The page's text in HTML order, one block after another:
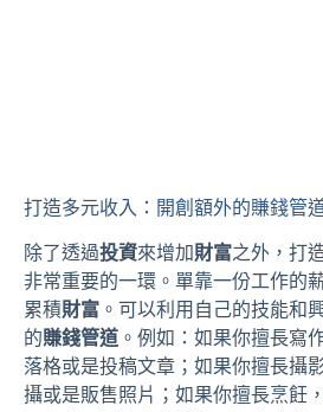
打造多元收入：開創額外的賺錢管
除了透過投資來增加財富之外，打
非常重要的一環。單靠一份工作的
累積財富 。可以利用自己的技能和
的賺錢管道 。例如：如果你擅長寫
落格或是投稿文章；如果你擅長攝
攝或是販售照片；如果你擅長烹飪